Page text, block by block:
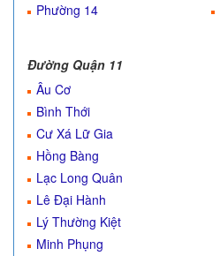
Phường 14
Đường Quận 11
Âu Cơ
Bình Thới
Cư Xá Lữ Gia
Hồng Bàng
Lạc Long Quân
Lê Đại Hành
Lý Thường Kiệt
Minh Phụng